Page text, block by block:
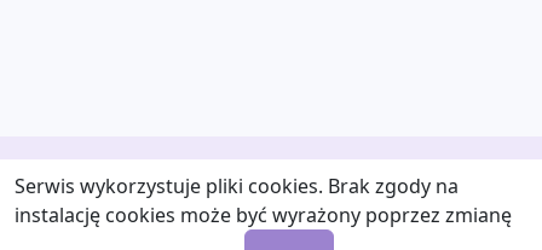
Serwis wykorzystuje pliki cookies. Brak zgody na
instalację cookies może być wyrażony poprzez zmianę